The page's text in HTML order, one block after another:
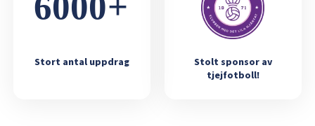
Stort antal uppdrag
Stolt sponsor av
tjejfotboll!